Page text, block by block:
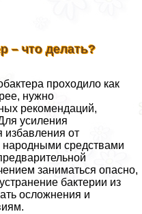
– что делать?
проходило как
нужно
рекомендаций,
усиления
избавления от
народными средствами
заниматься опасно,
бактерии из
осложнения и